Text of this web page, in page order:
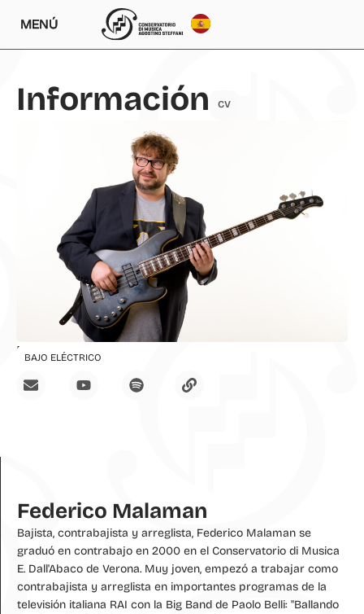
MENÚ
Información CV
Enseñanzas
BAJO ELÉCTRICO
Federico Malaman
Bajista, contrabajista y arreglista, Federico Malaman se
graduó en contrabajo en 2000 en el Conservatorio di Musica
E. Dall'Abaco de Verona. Muy joven, empezó a trabajar como
contrabajista y arreglista en importantes programas de la
televisión italiana RAI con la Big Band de Paolo Belli: "Ballando